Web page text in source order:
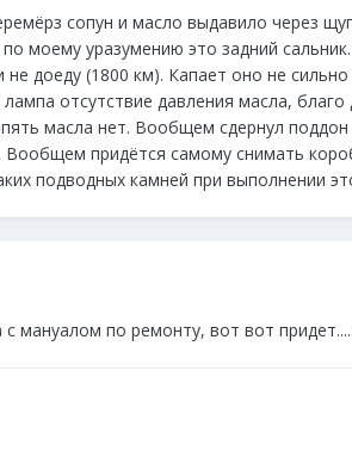
сопун и масло выдавило через
моему уразумению это задний
доеду (1800 км). Капает оно не
отсутствие давления масла,
масла нет. Вообщем сдернул
придётся самому снимать
подводных камней при выполнении
мануалом по ремонту, вот вот